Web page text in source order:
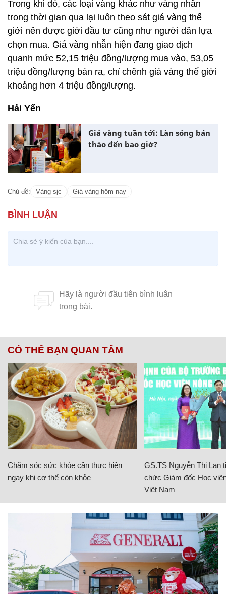
Trong khi đó, các loại vàng khác như vàng nhẫn
trong thời gian qua lại luôn theo sát giá vàng thế
giới nên được giới đầu tư cũng như người dân lựa
chọn mua. Giá vàng nhẫn hiện đang giao dịch
quanh mức 52,15 triệu đồng/lượng mua vào, 53,05
triệu đồng/lượng bán ra, chỉ chênh giá vàng thế giới
khoảng hơn 4 triệu đồng/lượng.
Hải Yến
Giá vàng tuần tới: Làn sóng bán
tháo đến bao giờ?
Chủ đề: Vàng sjc Giá vàng hôm nay
CÓ THỂ BẠN QUAN TÂM
Chăm sóc sức khỏe cần thực hiện
ngay khi cơ thể còn khỏe
GS.TS Nguyễn Thị Lan
chức Giám đốc Học
Việt Nam